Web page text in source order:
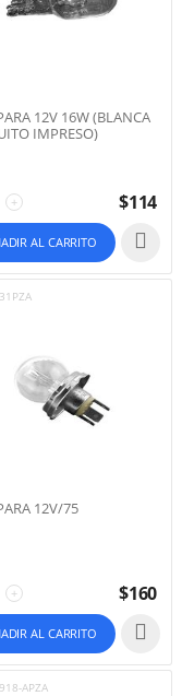
12V 16W (BLANCA
IMPRESO)
+ $114
AL CARRITO
12V/75
+ $160
AL CARRITO
APZA